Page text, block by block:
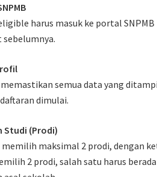
harus masuk ke portal SNPMB
memastikan semua data yang
dimulai.
Studi (Prodi)
memilih maksimal 2 prodi, dengan
2 prodi, salah satu harus